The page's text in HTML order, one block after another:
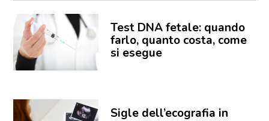
Test DNA fetale: quando
farlo, quanto costa, come
si esegue
Sigle dell’ecografia in